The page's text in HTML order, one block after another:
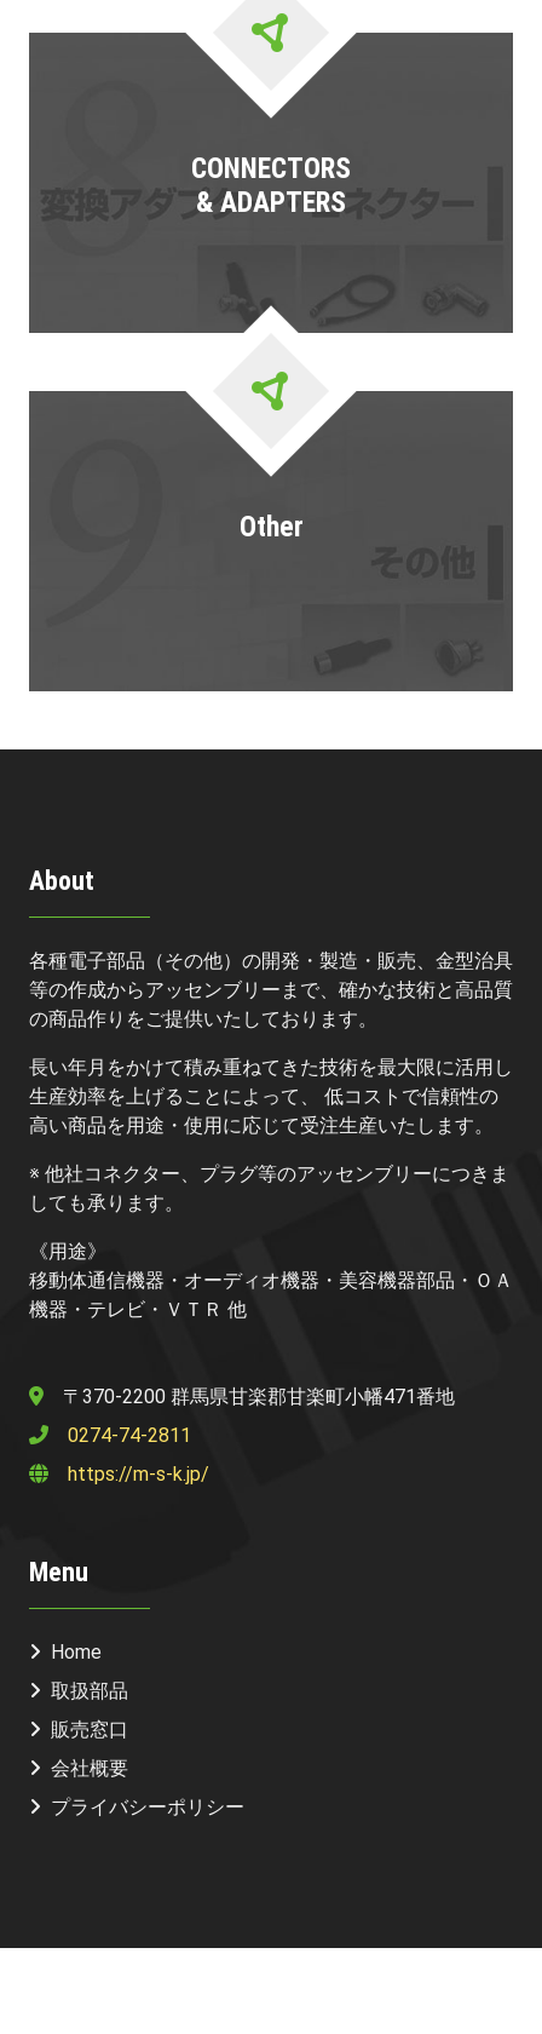
CONNECTORS
& ADAPTERS
Other
About
各種電子部品（その他）の開発・製造・販売、金型治具
等の作成からアッセンブリーまで、確かな技術と高品質
の商品作りをご提供いたしております。
長い年月をかけて積み重ねてきた技術を最大限に活用し
生産効率を上げることによって、 低コストで信頼性の
高い商品を用途・使用に応じて受注生産いたします。
※ 他社コネクター、プラグ等のアッセンブリーにつきま
しても承ります。
《用途》
移動体通信機器・オーディオ機器・美容機器部品・ＯＡ
機器・テレビ・ＶＴＲ 他
〒370-2200 群馬県甘楽郡甘楽町小幡471番地
0274-74-2811
https://m-s-k.jp/
Menu
Home
取扱部品
販売窓口
会社概要
プライバシーポリシー